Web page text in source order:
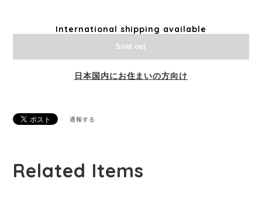
International shipping available
Sold out
日本国内にお住まいの方向け
通報する
Related Items